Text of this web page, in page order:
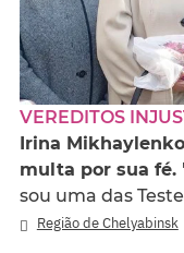
VEREDITOS
Irina
multa por sua fé.
sou uma das
Região de Chelyabinsk